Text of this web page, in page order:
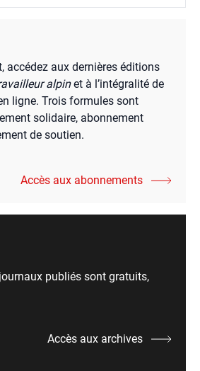
accédez aux dernières éditions
alpinet à l’intégralité de
ligne. Trois formules sont
solidaire, abonnement
de soutien.
Accès aux abonnements
publiés sont gratuits,
Accès aux archives